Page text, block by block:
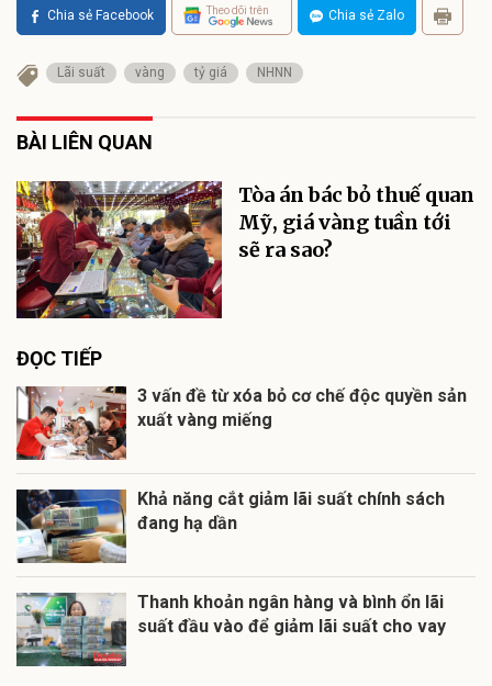
Chia sẻ Facebook Theo dõi trên Chia sẻ Zalo
Lãi suất vàng tỷ giá NHNN
BÀI LIÊN QUAN
Tòa án bác bỏ thuế quan
Mỹ, giá vàng tuần tới
sẽ ra sao?
ĐỌC TIẾP
3 vấn đề từ xóa bỏ cơ chế độc quyền sản
xuất vàng miếng
Khả năng cắt giảm lãi suất chính sách
đang hạ dần
Thanh khoản ngân hàng và bình ổn lãi
suất đầu vào để giảm lãi suất cho vay